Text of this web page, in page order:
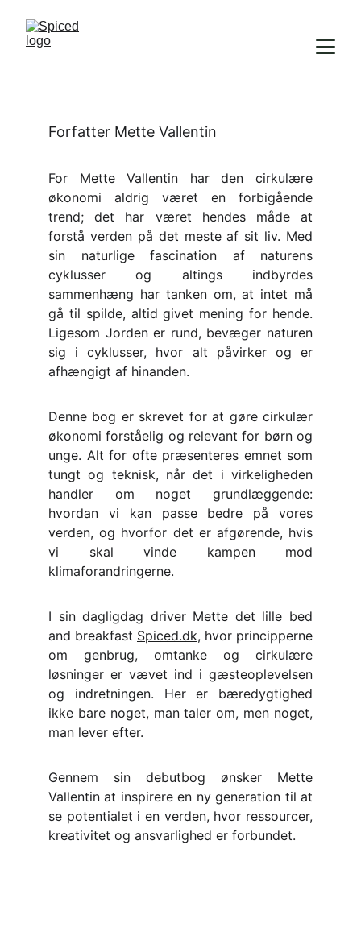
Forfatter Mette Vallentin
For Mette Vallentin har den cirkulære
økonomi aldrig været en forbigående
trend; det har været hendes måde at
forstå verden på det meste af sit liv. Med
sin naturlige fascination af naturens
cyklusser og altings indbyrdes
sammenhæng har tanken om, at intet må
gå til spilde, altid givet mening for hende.
Ligesom Jorden er rund, bevæger naturen
sig i cyklusser, hvor alt påvirker og er
afhængigt af hinanden.
Denne bog er skrevet for at gøre cirkulær
økonomi forståelig og relevant for børn og
unge. Alt for ofte præsenteres emnet som
tungt og teknisk, når det i virkeligheden
handler om noget grundlæggende:
hvordan vi kan passe bedre på vores
verden, og hvorfor det er afgørende, hvis
vi skal vinde kampen mod
klimaforandringerne.
I sin dagligdag driver Mette det lille bed
and breakfast Spiced.dk, hvor principperne
om genbrug, omtanke og cirkulære
løsninger er vævet ind i gæsteoplevelsen
og indretningen. Her er bæredygtighed
ikke bare noget, man taler om, men noget,
man lever efter.
Gennem sin debutbog ønsker Mette
Vallentin at inspirere en ny generation til at
se potentialet i en verden, hvor ressourcer,
kreativitet og ansvarlighed er forbundet.